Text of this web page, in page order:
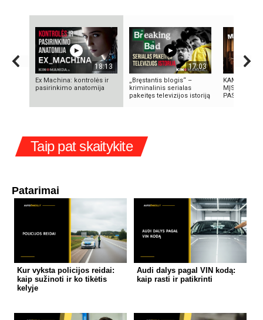
18:13
Ex Machina: kontrolės ir
pasirinkimo anatomija
17:03
„Bręstantis blogis“ –
kriminalinis serialas
pakeitęs televizijos istoriją
MĮSLINGA
PASLAPTIS
Taip pat skaitykite
Patarimai
Kur vyksta policijos reidai:
kaip sužinoti ir ko tikėtis
kelyje
Audi dalys pagal VIN kodą:
kaip rasti ir patikrinti